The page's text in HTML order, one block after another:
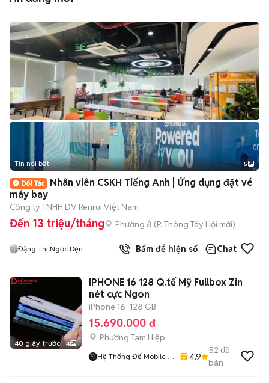
Tin nổi bật 5
Nhân viên CSKH Tiếng Anh | Ứng dụng đặt vé
máy bay
Công ty TNHH DV Renrui Việt Nam
Đến 13 triệu/tháng Phường 8 (P. Thông Tây Hội mới)
Đặng Thị Ngọc Dẹn Bấm để hiện số Chat
40 giây trước 4
IPHONE 16 128 Q.tế Mỹ Fullbox Zin
nét cực Ngon
iPhone 16 128 GB
15.690.000 đ
Phường Tam Hiệp
Hệ Thống Đế Mobile -
4.9
52 đã
bán